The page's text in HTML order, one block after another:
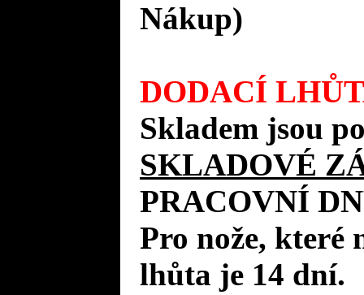
Nákup)
DODACÍ
Skladem jsou
SKLADOVÉ
PRACOVNÍ
Pro nože, které
lhůta je 14 dní.